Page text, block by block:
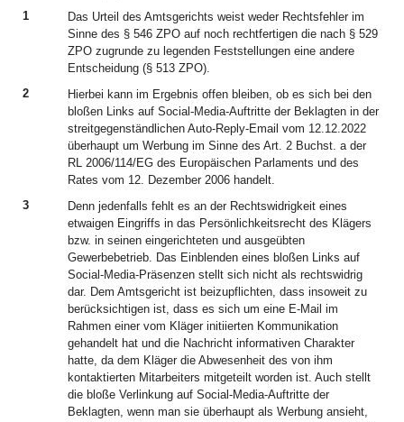
1
Das Urteil des Amtsgerichts weist weder Rechtsfehler im
Sinne des § 546 ZPO auf noch rechtfertigen die nach § 529
ZPO zugrunde zu legenden Feststellungen eine andere
Entscheidung (§ 513 ZPO).
2
Hierbei kann im Ergebnis offen bleiben, ob es sich bei den
bloßen Links auf Social-Media-Auftritte der Beklagten in der
streitgegenständlichen Auto-Reply-Email vom 12.12.2022
überhaupt um Werbung im Sinne des Art. 2 Buchst. a der
RL 2006/114/EG des Europäischen Parlaments und des
Rates vom 12. Dezember 2006 handelt.
3
Denn jedenfalls fehlt es an der Rechtswidrigkeit eines
etwaigen Eingriffs in das Persönlichkeitsrecht des Klägers
bzw. in seinen eingerichteten und ausgeübten
Gewerbebetrieb. Das Einblenden eines bloßen Links auf
Social-Media-Präsenzen stellt sich nicht als rechtswidrig
dar. Dem Amtsgericht ist beizupflichten, dass insoweit zu
berücksichtigen ist, dass es sich um eine E-Mail im
Rahmen einer vom Kläger initiierten Kommunikation
gehandelt hat und die Nachricht informativen Charakter
hatte, da dem Kläger die Abwesenheit des von ihm
kontaktierten Mitarbeiters mitgeteilt worden ist. Auch stellt
die bloße Verlinkung auf Social-Media-Auftritte der
Beklagten, wenn man sie überhaupt als Werbung ansieht,